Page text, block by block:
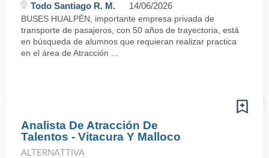
Todo Santiago R. M. 14/06/2026
BUSES HUALPÉN, importante empresa privada de
transporte de pasajeros, con 50 años de trayectoria, está
en búsqueda de alumnos que requieran realizar practica
en el área de Atracción ...
Analista De Atracción De
Talentos - Vitacura Y Malloco
ALTERNATTIVA